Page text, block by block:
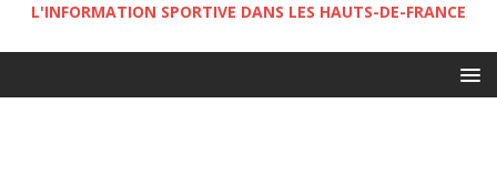
L'INFORMATION SPORTIVE DANS LES HAUTS-DE-FRANCE